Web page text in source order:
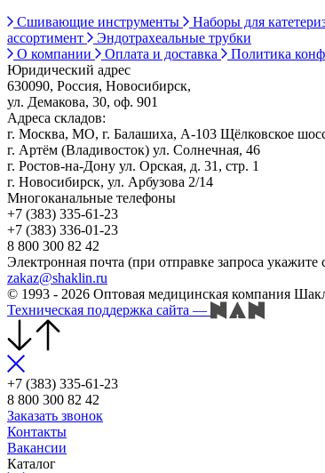
Сшивающие инструменты
Наборы для
ассортимент
Эндотрахеальные трубки
О компании
Оплата и доставка Политика
Юридический адрес
630090, Россия, Новосибирск,
ул. Демакова, 30, оф. 901
Адреса складов:
г. Москва, МО, г. Балашиха, А-103 Щёлковское
г. Артём (Владивосток) ул. Солнечная, 46
г. Ростов-на-Дону ул. Орская, д. 31, стр. 1
г. Новосибирск, ул. Арбузова 2/14
Многоканальные телефоны
+7 (383) 335-61-23
+7 (383) 336-01-23
8 800 300 82 42
Электронная почта (при отправке запроса
zakaz@shaklin.ru
© 1993 - 2026 Оптовая медицинская компания
Техническая поддержка сайта —
+7 (383) 335-61-23
8 800 300 82 42
Заказать звонок
Контакты
Вакансии
Каталог